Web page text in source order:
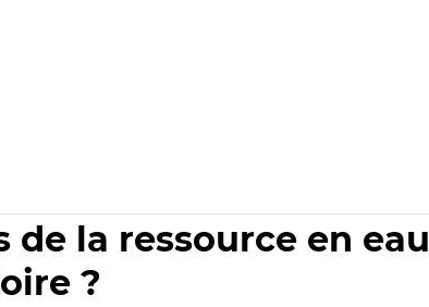
la ressource en eau
?